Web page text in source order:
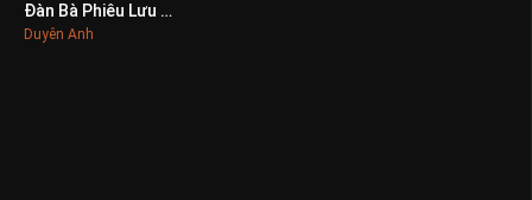
0
Đàn Bà Phiêu Lưu Ký
Duyên Anh